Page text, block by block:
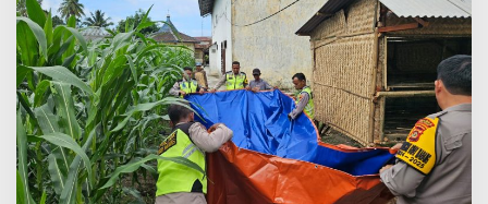
a
n
g
B
e
r
s
a
m